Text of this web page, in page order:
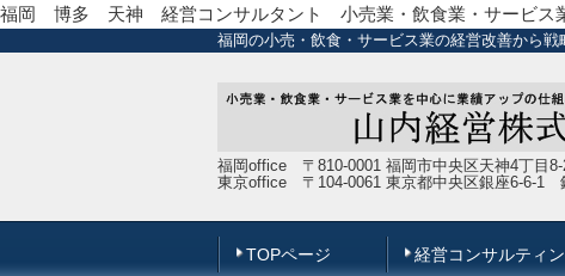
福岡 博多 天神 経営コンサルタント 小売業・飲食業・サービス業
福岡の小売・飲食・サービス業の経営改善から
福岡office 〒810-0001 福岡市中央区天神4丁目
東京office 〒104-0061 東京都中央区銀座6-6-1
TOPページ 経営コンサルティ